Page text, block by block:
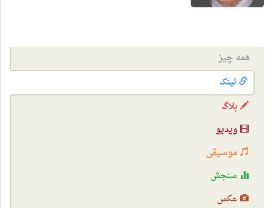
همه چیز
لینک
بلاگ
ویدیو
موسیقی
سنجش
عکس